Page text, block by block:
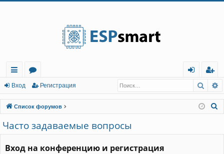
с
ы
лк
и
о
ру
м
ы
д
г
ис
тр
Вход Регистрация
Список форумов
Часто задаваемые вопросы
Вход на конференцию и регистрация